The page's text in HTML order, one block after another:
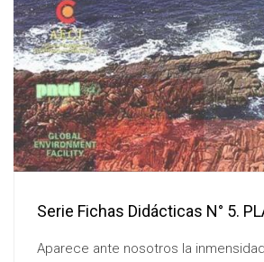
Serie Fichas Didácticas N° 5.
Aparece ante nosotros la